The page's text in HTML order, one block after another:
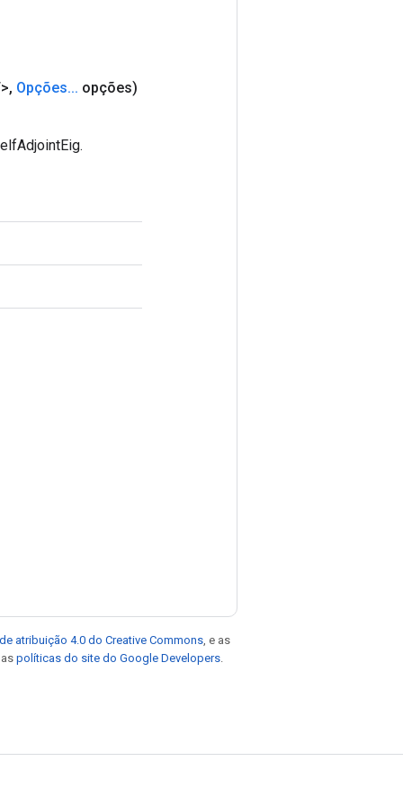
, Opções... opções)
atribuição 4.0 do Creative Commons , e as
políticas do site do Google Developers